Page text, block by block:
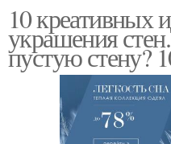
Украшения для сада
10 креативных
украшения
пустую стену?